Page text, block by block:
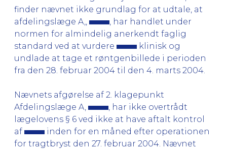
finder nævnet ikke grundlag for at udtale, at
afdelingslæge A,,
, har handlet under
normen for almindelig anerkendt faglig
standard ved at vurdere
klinisk og
undlade at tage et røntgenbillede i perioden
fra den 28. februar 2004 til den 4. marts 2004.
Nævnets afgørelse af 2. klagepunkt
Afdelingslæge A,
, har ikke overtrådt
lægelovens § 6 ved ikke at have aftalt kontrol
af
inden for en måned efter operationen
for tragtbryst den 27. februar 2004. Nævnet